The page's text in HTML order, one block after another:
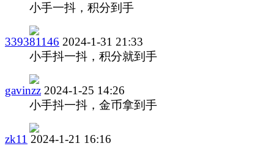
小手一抖，积分到手
339381146 2024-1-31 21:33
小手抖一抖，积分就到手
gavinzz 2024-1-25 14:26
小手抖一抖，金币拿到手
zk11 2024-1-21 16:16